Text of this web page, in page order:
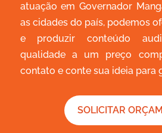
atuação em Governador
as cidades do país, podemos
e produzir conteúdo
qualidade a um preço
contato e conte sua ideia para
SOLICITAR